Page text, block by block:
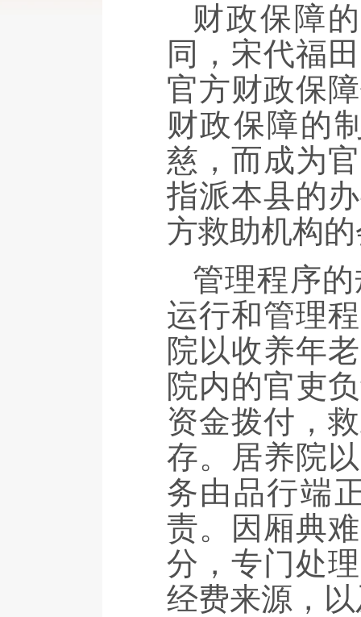
财政保障
同，宋代福
官方财政保
财政保障的
慈，而成为
指派本县的
方救助机构
管理程序
运行和管理
院以收养年
院内的官吏
资金拨付，
存。居养院
务由品行端
责。因厢典
分，专门处
经费来源，